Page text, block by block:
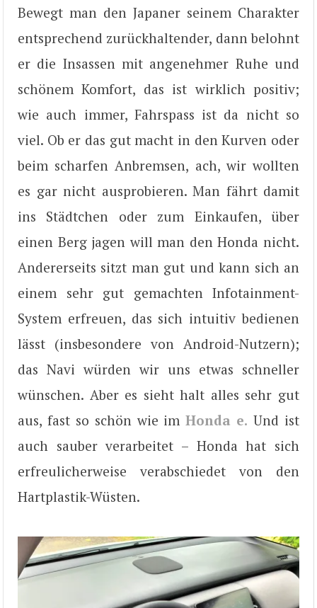
Bewegt man den Japaner seinem Charakter
entsprechend zurückhaltender, dann belohnt
er die Insassen mit angenehmer Ruhe und
schönem Komfort, das ist wirklich positiv;
wie auch immer, Fahrspass ist da nicht so
viel. Ob er das gut macht in den Kurven oder
beim scharfen Anbremsen, ach, wir wollten
es gar nicht ausprobieren. Man fährt damit
ins Städtchen oder zum Einkaufen, über
einen Berg jagen will man den Honda nicht.
Andererseits sitzt man gut und kann sich an
einem sehr gut gemachten Infotainment-
System erfreuen, das sich intuitiv bedienen
lässt (insbesondere von Android-Nutzern);
das Navi würden wir uns etwas schneller
wünschen. Aber es sieht halt alles sehr gut
aus, fast so schön wie imHonda e. Und ist
auch sauber verarbeitet – Honda hat sich
erfreulicherweise verabschiedet von den
Hartplastik-Wüsten.